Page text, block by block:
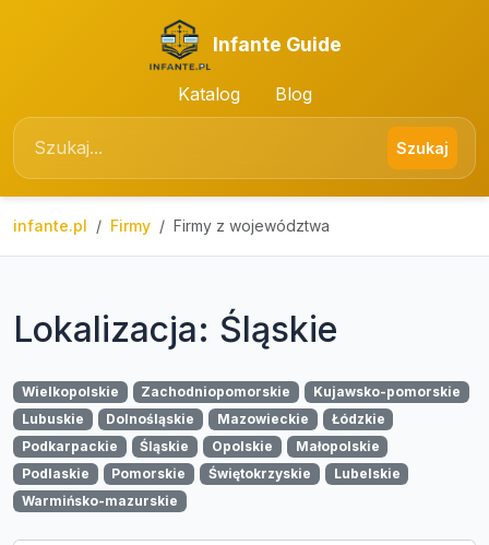
Infante Guide
Katalog Blog
Szukaj
infante.pl Firmy Firmy z województwa
Lokalizacja: Śląskie
Wielkopolskie Zachodniopomorskie
Kujawsko-pomorskie
Lubuskie
Dolnośląskie Mazowieckie
Łódzkie
Podkarpackie
Śląskie Opolskie
Małopolskie
Podlaskie
Pomorskie Świętokrzyskie
Lubelskie
Warmińsko-mazurskie